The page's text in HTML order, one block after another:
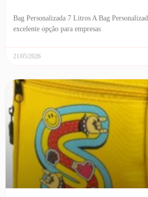
Bag Personalizada 7 Litros A Bag
excelente opção para empresas
21/05/2026